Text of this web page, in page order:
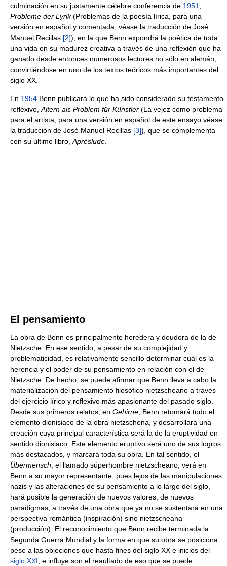
culminación en su justamente célebre conferencia de 1951
Probleme der Lyrik(Problemas de la poesía lírica, para una
versión en español y comentada, véase la traducción de José
Manuel Recillas [2]), en la que Benn expondrá la poética de toda
una vida en su madurez creativa a través de una reflexión que ha
ganado desde entonces numerosos lectores no sólo en alemán,
convirtiéndose en uno de los textos teóricos más importantes del
siglo XX.
En 1954 Benn publicará lo que ha sido considerado su testamento
reflexivo, Altern als Problem für Künstler (La vejez como problema
para el artista; para una versión en español de este ensayo véase
la traducción de José Manuel Recillas [3]), que se complementa
con su último libro, Aprèslude
El pensamiento
La obra de Benn es principalmente heredera y deudora de la de
Nietzsche. En ese sentido, a pesar de su complejidad y
problematicidad, es relativamente sencillo determinar cuál es la
herencia y el poder de su pensamiento en relación con el de
Nietzsche. De hecho, se puede afirmar que Benn lleva a cabo la
materialización del pensamiento filosófico nietzscheano a través
del ejercicio lírico y reflexivo más apasionante del pasado siglo.
Desde sus primeros relatos, en Gehirne , Benn retomará todo el
elemento dionisiaco de la obra nietzschena, y desarrollará una
creación cuya principal característica será la de la eruptividad en
sentido dionisiaco. Este elemento eruptivo será uno de sus logros
más destacados, y marcará toda su obra. En tal sentido, el
Übermensch , el llamado súperhombre nietzscheano, verá en
Benn a su mayor representante, pues lejos de las manipulaciones
nazis y las alteraciones de su pensamiento a lo largo del siglo,
hará posible la generación de nuevos valores, de nuevos
paradigmas, a través de una obra que ya no se sustentará en una
perspectiva romántica (inspiración) sino nietzscheana
(producción). El reconocimiento que Benn recibe terminada la
Segunda Guerra Mundial y la forma en que su obra se posiciona,
pese a las objeciones que hasta fines del siglo XX e inicios del
siglo XXI , e influye son el reaultado de eso que se puede